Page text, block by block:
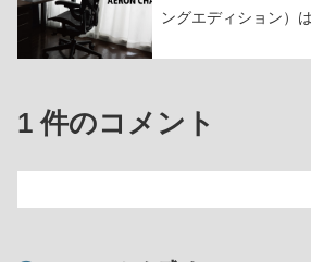
ングエディション）
1 件のコメント